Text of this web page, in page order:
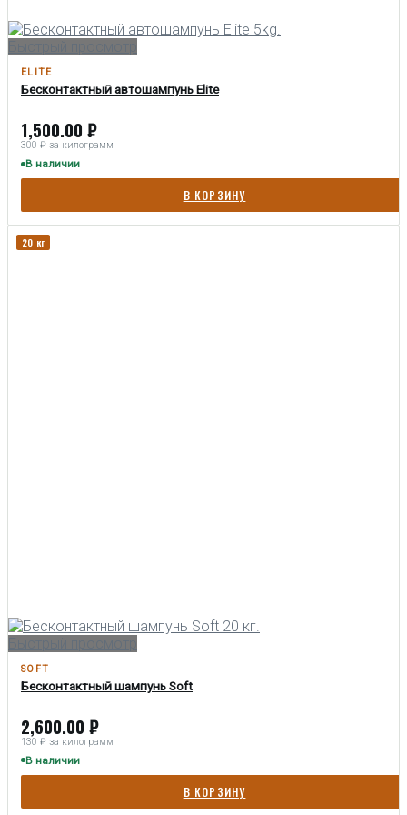
ELITE
Бесконтактный автошампунь Elite
1,500.00 ₽
300 ₽ за килограмм
В наличии
В КОРЗИНУ
20 кг
SOFT
Бесконтактный шампунь Soft
2,600.00 ₽
130 ₽ за килограмм
В наличии
В КОРЗИНУ